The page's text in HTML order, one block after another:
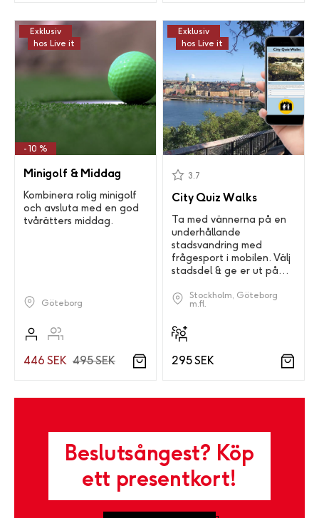
- 10 %
Exklusiv
hos Live it
Minigolf & Middag
Kombinera rolig minigolf
och avsluta med en god
tvårätters middag.
Göteborg
446 SEK 495 SEK
Exklusiv
hos Live it
City Quiz Walks
3.7
Ta med vännerna på en
underhållande
stadsvandring med
frågesport i mobilen. Välj
stadsdel & ge er ut på
Stockholm, Göteborg
m.fl.
295 SEK
Beslutsångest? Köp
ett presentkort!